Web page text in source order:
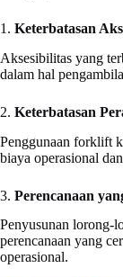
1. Keterbatasan
Aksesibilitas yang
dalam hal
2. Keterbatasan
Penggunaan forklift
biaya operasional
3. Perencanaan
Penyusunan lorong-
perencanaan yang
operasional.